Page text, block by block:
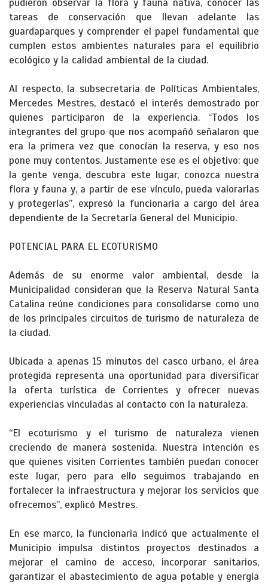
pudieron observar la flora y fauna nativa, conocer las
tareas de conservación que llevan adelante las
guardaparques y comprender el papel fundamental que
cumplen estos ambientes naturales para el equilibrio
ecológico y la calidad ambiental de la ciudad.
Al respecto, la subsecretaria de Políticas Ambientales,
Mercedes Mestres, destacó el interés demostrado por
quienes participaron de la experiencia. “Todos los
integrantes del grupo que nos acompañó señalaron que
era la primera vez que conocían la reserva, y eso nos
pone muy contentos. Justamente ese es el objetivo: que
la gente venga, descubra este lugar, conozca nuestra
flora y fauna y, a partir de ese vínculo, pueda valorarlas
y protegerlas”, expresó la funcionaria a cargo del área
dependiente de la Secretaría General del Municipio.
POTENCIAL PARA EL ECOTURISMO
Además de su enorme valor ambiental, desde la
Municipalidad consideran que la Reserva Natural Santa
Catalina reúne condiciones para consolidarse como uno
de los principales circuitos de turismo de naturaleza de
la ciudad.
Ubicada a apenas 15 minutos del casco urbano, el área
protegida representa una oportunidad para diversificar
la oferta turística de Corrientes y ofrecer nuevas
experiencias vinculadas al contacto con la naturaleza.
“El ecoturismo y el turismo de naturaleza vienen
creciendo de manera sostenida. Nuestra intención es
que quienes visiten Corrientes también puedan conocer
este lugar, pero para ello seguimos trabajando en
fortalecer la infraestructura y mejorar los servicios que
ofrecemos”, explicó Mestres.
En ese marco, la funcionaria indicó que actualmente el
Municipio impulsa distintos proyectos destinados a
mejorar el camino de acceso, incorporar sanitarios,
garantizar el abastecimiento de agua potable y energía